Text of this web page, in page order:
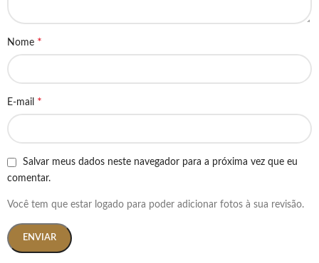
Nome *
E-mail *
Salvar meus dados neste navegador para a próxima vez que eu
comentar.
Você tem que estar logado para poder adicionar fotos à sua revisão.